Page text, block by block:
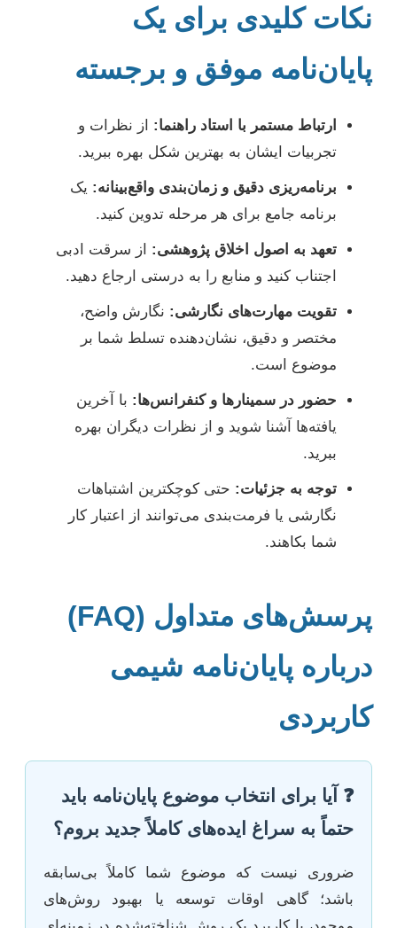
نکات کلیدی برای یک
پایان‌نامه موفق و برجسته
ارتباط مستمر با استاد راهنما: از نظرات و
تجربیات ایشان به بهترین شکل بهره ببرید.
برنامه‌ریزی دقیق و زمان‌بندی واقع‌بینانه: یک
برنامه جامع برای هر مرحله تدوین کنید.
تعهد به اصول اخلاق پژوهشی: از سرقت ادبی
اجتناب کنید و منابع را به درستی ارجاع دهید.
تقویت مهارت‌های نگارشی: نگارش واضح،
مختصر و دقیق، نشان‌دهنده تسلط شما بر
موضوع است.
حضور در سمینارها و کنفرانس‌ها: با آخرین
یافته‌ها آشنا شوید و از نظرات دیگران بهره
ببرید.
توجه به جزئیات: حتی کوچکترین اشتباهات
نگارشی یا فرمت‌بندی می‌توانند از اعتبار کار
شما بکاهند.
پرسش‌های متداول (FAQ)
درباره پایان‌نامه شیمی
کاربردی
❓ آیا برای انتخاب موضوع پایان‌نامه باید
حتماً به سراغ ایده‌های کاملاً جدید بروم؟
ضروری نیست که موضوع شما کاملاً بی‌سابقه
باشد؛ گاهی اوقات توسعه یا بهبود روش‌های